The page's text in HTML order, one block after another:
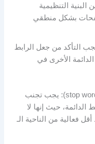
التنظيمية
بشكل منطقي
التأكد من جعل الرابط
الأخرى في
تجنب استخدام الكلمات الوصل (stop words): يجب تجنب
حيث إنها لا
فعالية من الناحية الـ